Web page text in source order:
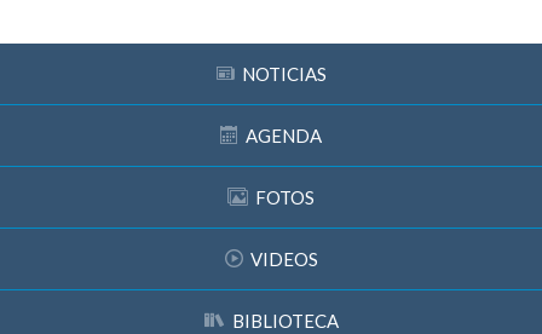
NOTICIAS
AGENDA
FOTOS
VIDEOS
BIBLIOTECA